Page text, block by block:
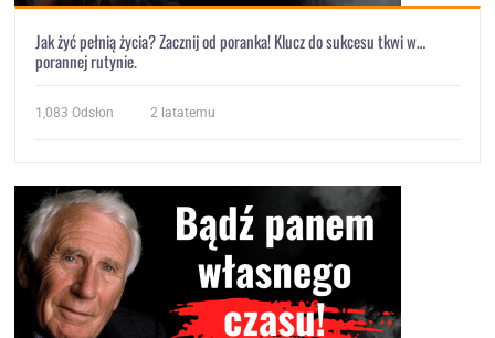
Jak żyć pełnią życia? Zacznij od poranka! Klucz do sukcesu tkwi w…
porannej rutynie.
1,083 Odsłon 2 latatemu